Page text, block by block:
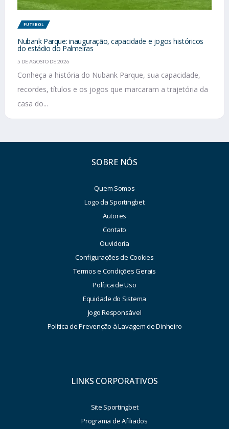
FUTEBOL
Nubank Parque: inauguração, capacidade e jogos históricos
do estádio do Palmeiras
5 DE AGOSTO DE 2026
Conheça a história do Nubank Parque, sua capacidade,
recordes, títulos e os jogos que marcaram a trajetória da
casa do...
SOBRE NÓS
Quem Somos
Logo da Sportingbet
Autores
Contato
Ouvidoria
Configurações de Cookies
Termos e Condições Gerais
Política de Uso
Equidade do Sistema
Jogo Responsável
Política de Prevenção à Lavagem de Dinheiro
LINKS CORPORATIVOS
Site Sportingbet
Programa de Afiliados